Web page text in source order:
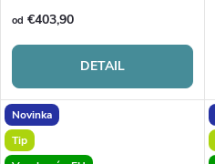
od €403,90
DETAIL
Novinka
Tip